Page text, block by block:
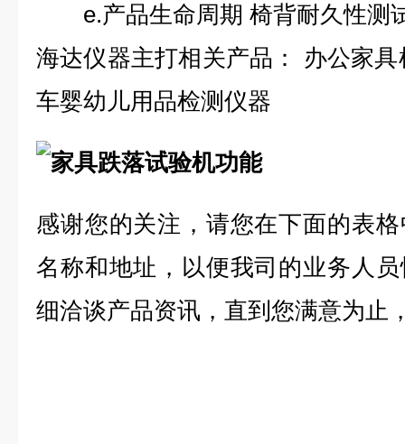
e.产品生命周期 椅背耐久性测
海达仪器主打相关产品：
办公家
车婴幼儿用品检测仪器
感谢您的关注，请您在下面的表
名称和地址，以便我司的业务人
细洽谈产品资讯，直到您满意为止